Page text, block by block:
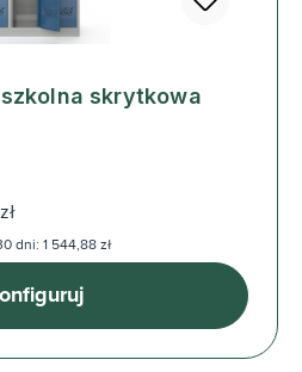
skrytkowa
dni: 1 544,88 zł